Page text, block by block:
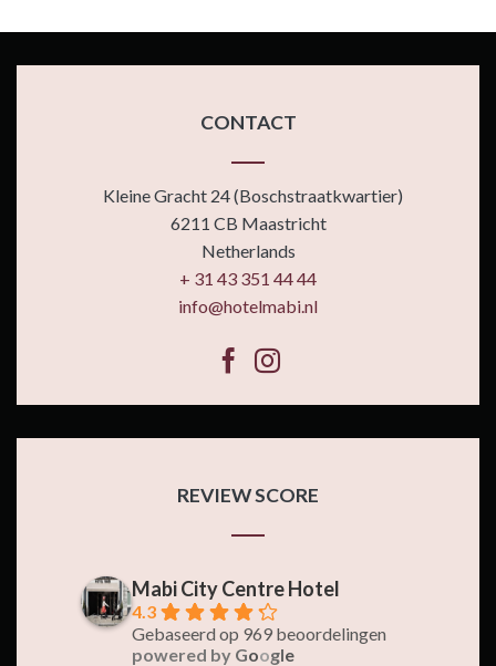
CONTACT
Kleine Gracht 24 (Boschstraatkwartier)
6211 CB Maastricht
Netherlands
+ 31 43 351 44 44
info@hotelmabi.nl
REVIEW SCORE
Mabi City Centre Hotel
4.3
Gebaseerd op 969 beoordelingen
powered by Google